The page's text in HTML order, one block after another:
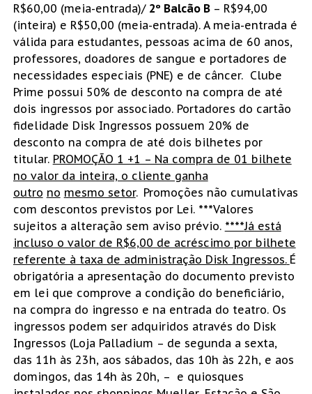
R$60,00 (meia-entrada)/ 2º Balcão B – R$94,00
(inteira) e R$50,00 (meia-entrada). A meia-entrada é
válida para estudantes, pessoas acima de 60 anos,
professores, doadores de sangue e portadores de
necessidades especiais (PNE) e de câncer. Clube
Prime possui 50% de desconto na compra de até
dois ingressos por associado. Portadores do cartão
fidelidade Disk Ingressos possuem 20% de
desconto na compra de até dois bilhetes por
titular. PROMOÇÃO 1 +1 – Na compra de 01 bilhete
no valor da inteira, o cliente ganha
outro no mesmo setor. Promoções não cumulativas
com descontos previstos por Lei. ***Valores
sujeitos a alteração sem aviso prévio. ****Já está
incluso o valor de R$6,00 de acréscimo por bilhete
referente à taxa de administração Disk Ingressos. É
obrigatória a apresentação do documento previsto
em lei que comprove a condição do beneficiário,
na compra do ingresso e na entrada do teatro. Os
ingressos podem ser adquiridos através do Disk
Ingressos (Loja Palladium – de segunda a sexta,
das 11h às 23h, aos sábados, das 10h às 22h, e aos
domingos, das 14h às 20h, – e quiosques